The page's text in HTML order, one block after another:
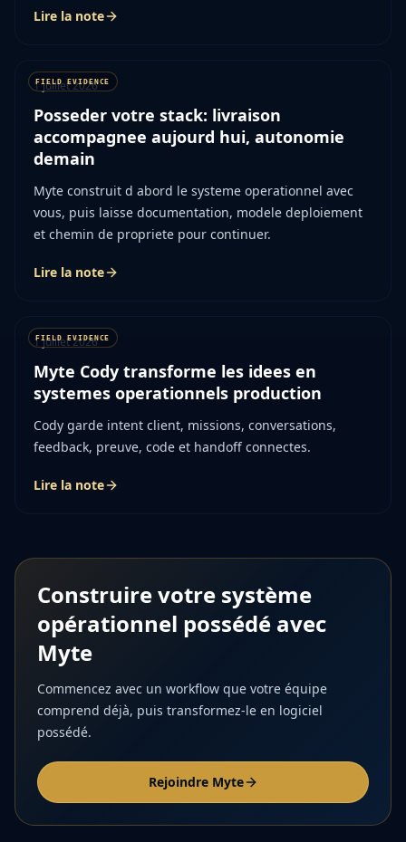
Lire la note
1 juillet 2026
Posseder votre stack: livraison
accompagnee aujourd hui, autonomie
demain
Myte construit d abord le systeme operationnel avec
vous, puis laisse documentation, modele deploiement
et chemin de propriete pour continuer.
Lire la note
1 juillet 2026
Myte Cody transforme les idees en
systemes operationnels production
Cody garde intent client, missions, conversations,
feedback, preuve, code et handoff connectes.
Lire la note
Construire votre système
opérationnel possédé avec
Myte
Commencez avec un workflow que votre équipe
comprend déjà, puis transformez-le en logiciel
possédé.
Rejoindre Myte